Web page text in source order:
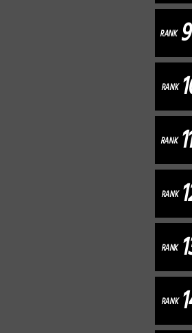
RANK 9
RANK
RANK 11
RANK
RANK
RANK